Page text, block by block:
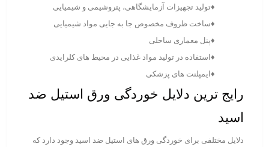
♦‌تولید تجهیزات آزمایشگاهی، پتروشیمی و شیمیایی
♦ساخت ظروف مخصوص جا به جایی مواد شیمیایی
♦پنل معماری ساحلی
♦‌ استفاده در تولید مواد غذایی در محیط های کلرایدی
♦‌ ایمپلنت های پزشکی
رایج ترین دلایل خوردگی ورق استیل ضد
اسید
دلایل مختلفی برای خوردگی ورق های استیل ضد اسید وجود دارد که